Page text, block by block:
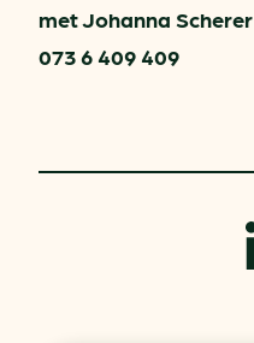
met Johanna Scherer
073 6 409 409